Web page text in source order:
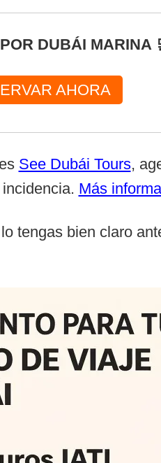
DUBÁI MARINA
AHORA
See Dubái Tours,
Más
tengas bien claro